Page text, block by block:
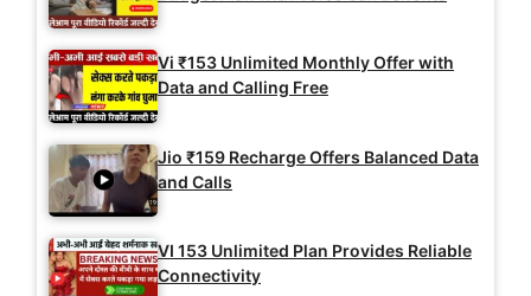
Vi ₹153 Unlimited Monthly Offer with
Data and Calling Free
Jio ₹159 Recharge Offers Balanced Data
and Calls
VI 153 Unlimited Plan Provides Reliable
Connectivity